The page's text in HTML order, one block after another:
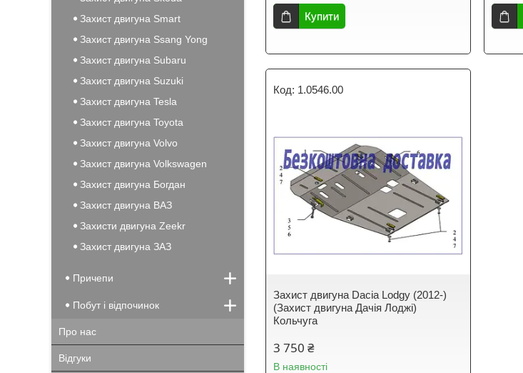
Купити
1.0546.00
Захист двигуна Dacia Lodgy (2012-)
(Захист двигуна Дачія Лоджі)
Кольчуга
3 750 ₴
В наявності
Захист двигуна Smart
Захист двигуна Ssang Yong
Захист двигуна Subaru
Захист двигуна Suzuki
Захист двигуна Tesla
Захист двигуна Toyota
Захист двигуна Volvo
Захист двигуна Volkswagen
Захист двигуна Богдан
Захист двигуна ВАЗ
Захисти двигуна Zeekr
Захист двигуна ЗАЗ
Причепи
Побут і відпочинок
Про нас
Відгуки